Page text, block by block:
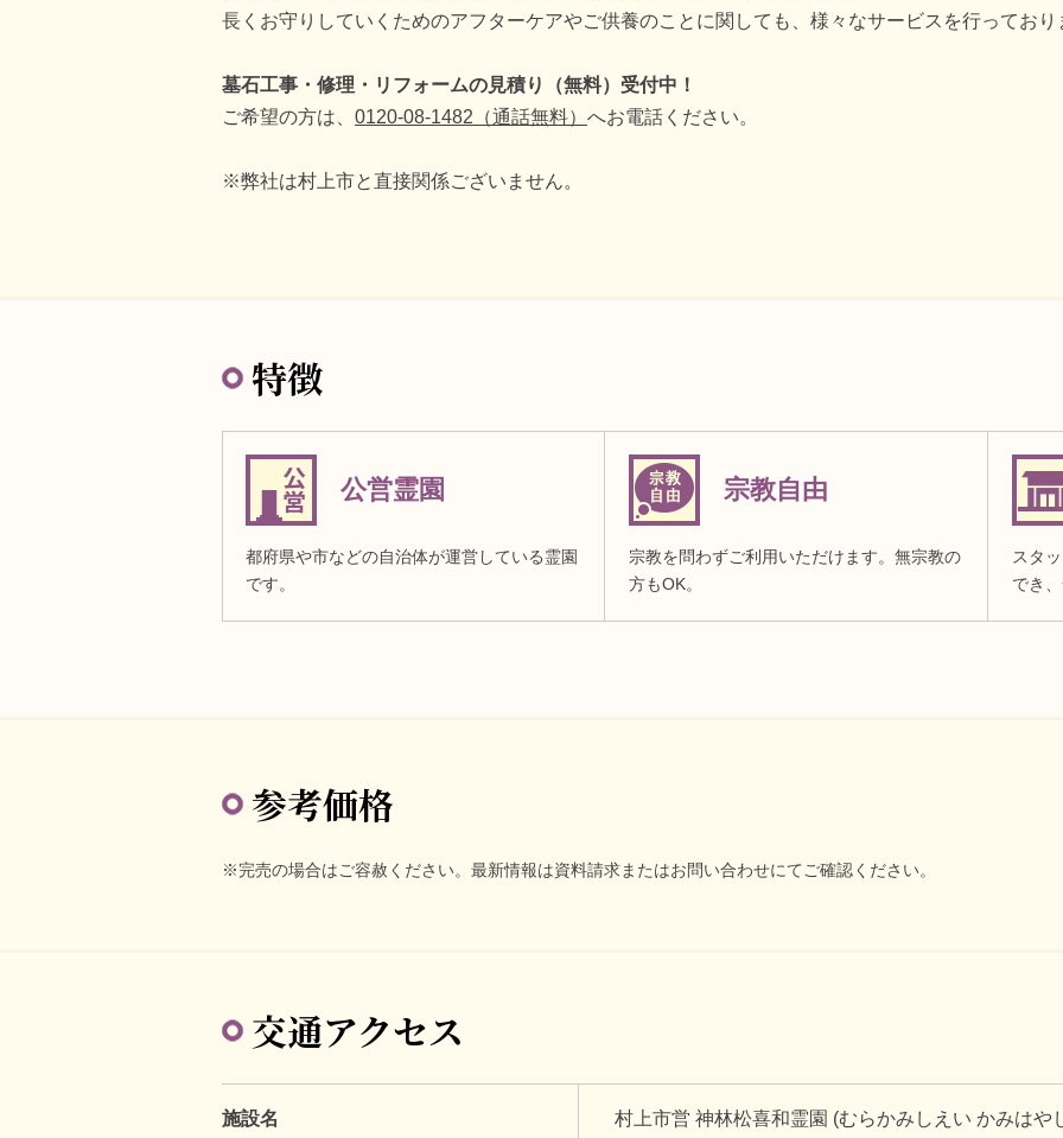
長くお守りしていくためのアフターケアやご供養のことに関しても、様々なサービスを行っており
墓石工事・修理・リフォームの見積り（無料）受付中！
ご希望の方は、 0120-08-1482（通話無料） へお電話ください。
※弊社は村上市と直接関係ございません。
特徴
公営霊園
都府県や市などの自治体が運営している霊園
です。
宗教自由
宗教を問わずご利用いただけます。無宗教の
方もOK。
スタ
でき、
参考価格
※完売の場合はご容赦ください。最新情報は資料請求またはお問い合わせにてご確認ください。
交通アクセス
施設名 村上市営 神林松喜和霊園 (むらかみしえい かみはや